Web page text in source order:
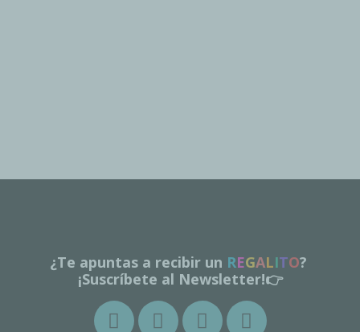
¿Te apuntas a recibir un REGALITO?
¡Suscríbete al Newsletter!👉